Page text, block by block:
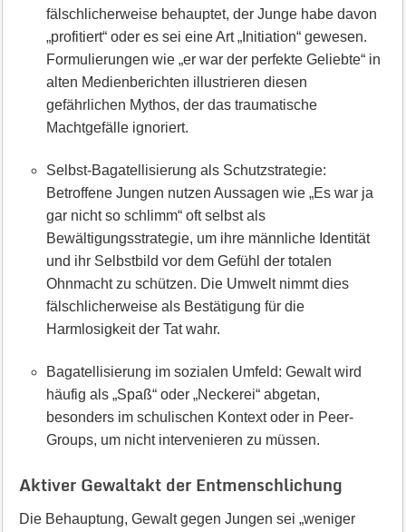
fälschlicherweise behauptet, der Junge habe davon
„profitiert“ oder es sei eine Art „Initiation“ gewesen.
Formulierungen wie „er war der perfekte Geliebte“ in
alten Medienberichten illustrieren diesen
gefährlichen Mythos, der das traumatische
Machtgefälle ignoriert.
Selbst-Bagatellisierung als Schutzstrategie:
Betroffene Jungen nutzen Aussagen wie „Es war ja
gar nicht so schlimm“ oft selbst als
Bewältigungsstrategie, um ihre männliche Identität
und ihr Selbstbild vor dem Gefühl der totalen
Ohnmacht zu schützen. Die Umwelt nimmt dies
fälschlicherweise als Bestätigung für die
Harmlosigkeit der Tat wahr.
Bagatellisierung im sozialen Umfeld: Gewalt wird
häufig als „Spaß“ oder „Neckerei“ abgetan,
besonders im schulischen Kontext oder in Peer-
Groups, um nicht intervenieren zu müssen.
Aktiver Gewaltakt der Entmenschlichung
Die Behauptung, Gewalt gegen Jungen sei „weniger